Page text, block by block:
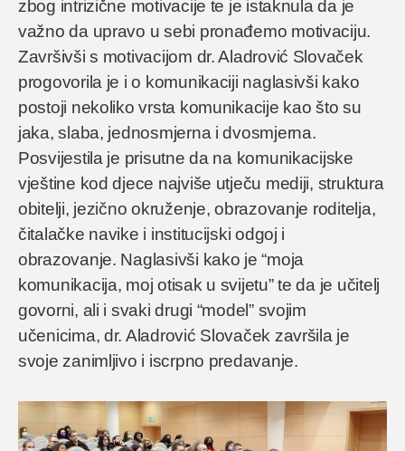
zbog intrizične motivacije te je istaknula da je
važno da upravo u sebi pronađemo motivaciju.
Završivši s motivacijom dr. Aladrović Slovaček
progovorila je i o komunikaciji naglasivši kako
postoji nekoliko vrsta komunikacije kao što su
jaka, slaba, jednosmjerna i dvosmjerna.
Posvijestila je prisutne da na komunikacijske
vještine kod djece najviše utječu mediji, struktura
obitelji, jezično okruženje, obrazovanje roditelja,
čitalačke navike i institucijski odgoj i
obrazovanje. Naglasivši kako je “moja
komunikacija, moj otisak u svijetu” te da je učitelj
govorni, ali i svaki drugi “model” svojim
učenicima, dr. Aladrović Slovaček završila je
svoje zanimljivo i iscrpno predavanje.